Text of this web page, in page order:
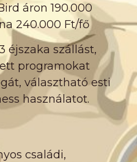
áron 190.000
240.000 Ft/fő
éjszaka szállást,
programokat
választható esti
használatot.
családi,